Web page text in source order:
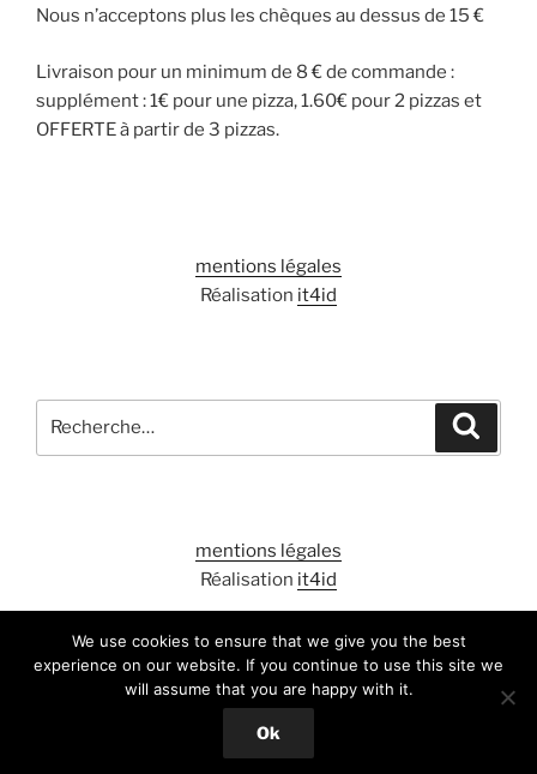
Nous n’acceptons plus les chèques au dessus de 15 €
Livraison pour un minimum de 8 € de commande :
supplément : 1€ pour une pizza, 1.60€ pour 2 pizzas et
OFFERTE à partir de 3 pizzas.
mentions légales
Réalisation it4id
pour
mentions légales
Réalisation it4id
Fièrement propulsé par WordPress
We use cookies to ensure that we give you the best
experience on our website. If you continue to use this site we
will assume that you are happy with it.
Ok